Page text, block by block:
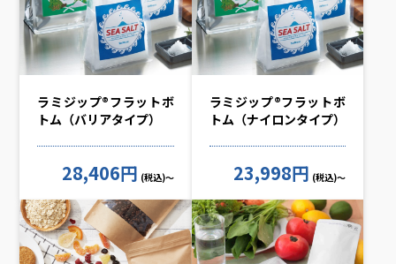
ラミジップ®フラットボ
トム（バリアタイプ）
28,406円 (税込)～
ラミジップ®フラットボ
トム（ナイロンタイプ）
23,998円 (税込)～